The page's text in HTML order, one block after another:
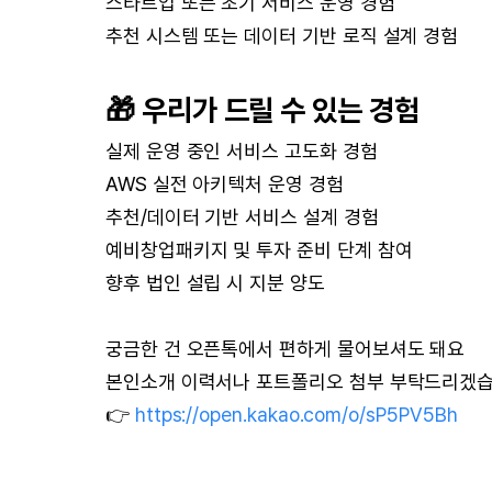
추천 시스템 또는 데이터 기반 로직 설계 경험
🎁 우리가 드릴 수 있는 경험
실제 운영 중인 서비스 고도화 경험
AWS 실전 아키텍처 운영 경험
추천/데이터 기반 서비스 설계 경험
예비창업패키지 및 투자 준비 단계 참여
향후 법인 설립 시 지분 양도
궁금한 건 오픈톡에서 편하게 물어보셔도 돼요
본인소개 이력서나 포트폴리오 첨부 부탁드리겠
👉 https://open.kakao.com/o/sP5PV5Bh